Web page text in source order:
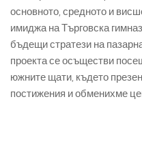
основното, средното и
имиджа на Търговска
бъдещи стратези на
проекта се осъществи
южните щати, където
постижения и обменихме